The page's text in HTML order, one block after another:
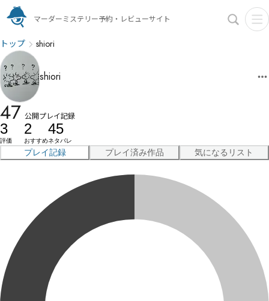
マーダーミステリー予約・レビューサイト
トップ shiori
shiori
47 公開プレイ記録
3
評価
2
おすすめ
45
ネタバレ
プレイ記録 プレイ済み作品 気になるリスト